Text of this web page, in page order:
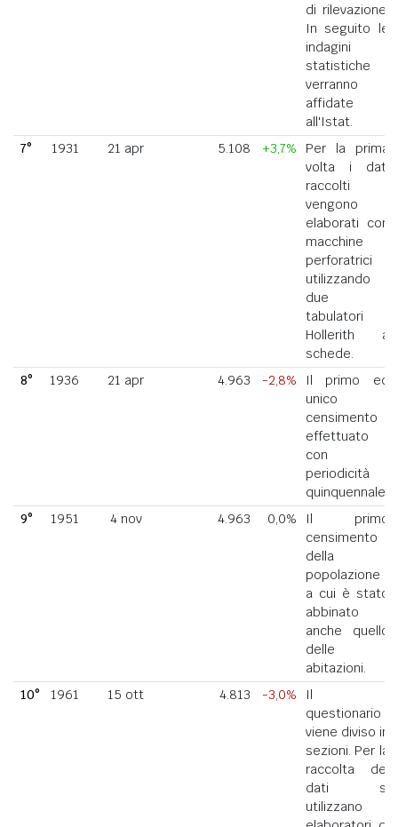
di rilevazione.
In seguito le
indagini
statistiche
verranno
affidate
all'Istat.
7°
1931 21 apr 5.108 +3,7%
Per la prima
volta i dati
raccolti
vengono
elaborati con
macchine
perforatrici
utilizzando
due
tabulatori
Hollerith a
schede.
8°
1936 21 apr 4.963 -2,8%
Il primo ed
unico
censimento
effettuato
con
periodicità
quinquennale.
9°
1951 4 nov 4.963 0,0%
Il primo
censimento
della
popolazione
a cui è stato
abbinato
anche quello
delle
abitazioni.
10°
1961 15 ott 4.813 -3,0%
Il
questionario
viene diviso in
sezioni. Per la
raccolta dei
dati si
utilizzano